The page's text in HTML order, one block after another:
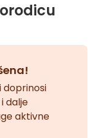
doprinosi
dalje
aktivne